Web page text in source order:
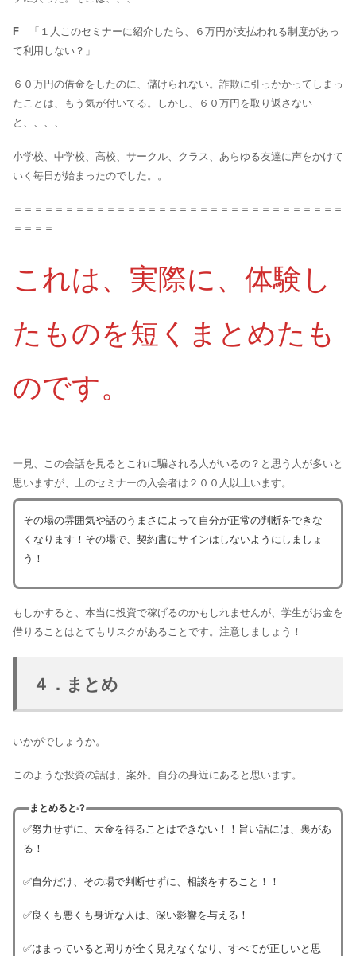
F 「１人このセミナーに紹介したら、６万円が支払われる制度があっ
て利用しない？」
６０万円の借金をしたのに、儲けられない。詐欺に引っかかってしまっ
たことは、もう気が付いてる。しかし、６０万円を取り返さない
と、、、、
小学校、中学校、高校、サークル、クラス、あらゆる友達に声をかけて
いく毎日が始まったのでした。。
＝＝＝＝＝＝＝＝＝＝＝＝＝＝＝＝＝＝＝＝＝＝＝＝＝＝＝＝＝＝＝＝
＝＝＝＝
これは、実際に、体験し
たものを短くまとめたも
のです。
一見、この会話を見るとこれに騙される人がいるの？と思う人が多いと
思いますが、上のセミナーの入会者は２００人以上います。
その場の雰囲気や話のうまさによって自分が正常の判断をできな
くなります！その場で、契約書にサインはしないようにしましょ
う！
もしかすると、本当に投資で稼げるのかもしれませんが、学生がお金を
借りることはとてもリスクがあることです。注意しましょう！
４．まとめ
いかがでしょうか。
このような投資の話は、案外。自分の身近にあると思います。
まとめると？
✅努力せずに、大金を得ることはできない！！旨い話には、裏があ
る！
✅自分だけ、その場で判断せずに、相談をすること！！
✅良くも悪くも身近な人は、深い影響を与える！
✅はまっていると周りが全く見えなくなり、すべてが正しいと思